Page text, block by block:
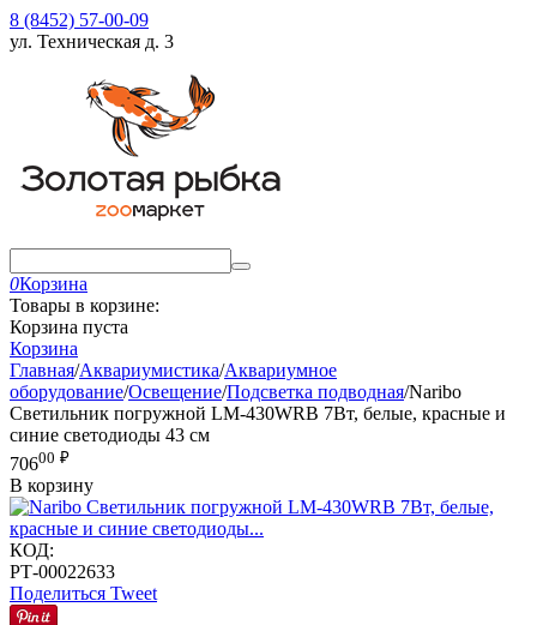
8 (8452) 57-00-09
ул. Техническая д. 3
0Корзина
Товары в корзине:
Корзина пуста
Корзина
Главная/Аквариумистика/Аквариумное
оборудование/Освещение/Подсветка подводная/Naribo
Светильник погружной LM-430WRB 7Вт, белые, красные и
синие светодиоды 43 см
70600 ₽
В корзину
КОД:
РТ-00022633
Поделиться Tweet